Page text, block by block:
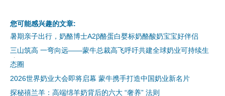
您可能感兴趣的文章:
暑期亲子出行，奶酪博士A2β酪蛋白婴标奶酪酸奶宝宝好伴侣
三山筑高 一弯向远——蒙牛总裁高飞呼吁共建全球奶业可持续生
态圈
2026世界奶业大会即将启幕 蒙牛携手打造中国奶业新名片
探秘禧兰羊：高端绵羊奶背后的六大 “奢养” 法则